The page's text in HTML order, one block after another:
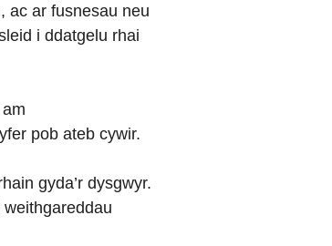
ac ar fusnesau neu
i ddatgelu rhai
pob ateb cywir.
gyda’r dysgwyr.